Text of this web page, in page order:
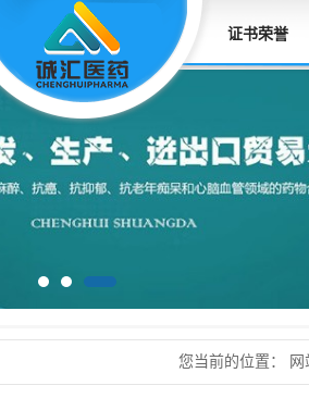
证书荣誉
您当前的位置： 网